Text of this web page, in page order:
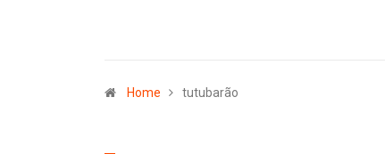
Home tutubarão